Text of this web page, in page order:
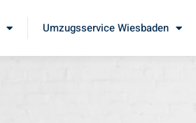
Umzugsservice Wiesbaden